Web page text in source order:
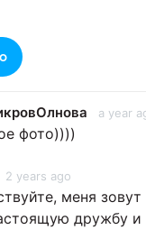
a year
фото))))
2 years ago
меня
дружбу и